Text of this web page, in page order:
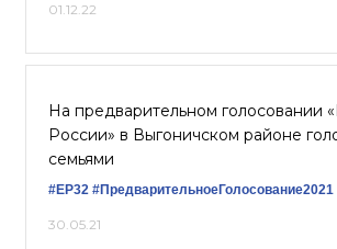
01.12.22
На предварительном голосовании
России» в Выгоничском районе
семьями
#ЕР32 #ПредварительноеГолосование2021
30.05.21